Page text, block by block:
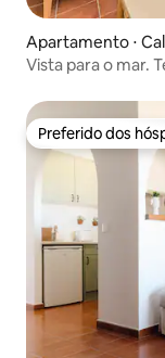
Apartamento ⋅
Vista para o mar.
Preferido dos
Preferido dos